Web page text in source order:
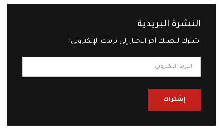
النشرة البريدية
اشترك لتصلك آخر الاخبار إلى بريدك الإلكتروني!
إشتراك